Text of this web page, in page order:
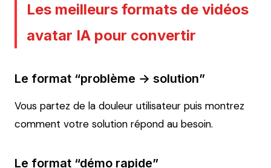
Les meilleurs formats de vidéos
avatar IA pour convertir
Le format “problème → solution”
Vous partez de la douleur utilisateur puis montrez
comment votre solution répond au besoin.
Le format “démo rapide”